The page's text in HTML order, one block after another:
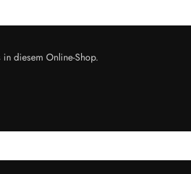
diesem Online-Shop.